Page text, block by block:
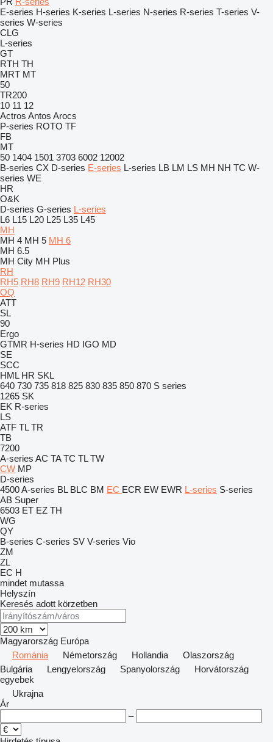
E-series H-series K-series L-series N-series R-series T-series V-
series W-series
CLG
L-series
GT
RTH TH
MRT MT
50
TR200
10 11 12
Actros Antos Arocs
P-series ROTO TF
FB
MT
50 1404 1501 3703 6002 12002
B-series CX D-series E-series L-series LB LM LS MH NH TC W-
series WE
HR
O&K
D-series G-series L-series
L6 L15 L20 L25 L35 L45
MH
MH 4 MH 5 MH 6
MH 6.5
MH City MH Plus
RH
RH5 RH8 RH9 RH12 RH30
OQ
ATT
SL
90
Ergo
GTMR H-series HD IGO MD
SE
SCC
HML HR SKL
640 730 735 818 825 830 835 850 870 S series
1265 SK
EK R-series
LS
ATF TL TR
TB
7200
A-series AC TA TC TL TW
CW MP
D-series
4500A-series BL BLC BM EC ECR EW EWR L-series S-series
AB Super
6503 ET EZ TH
WG
QY
B-series C-series SV V-series Vio
ZM
ZL
EC H
mindet mutassa
Helyszín
Keresés adott körzetben
Magyarország Európa
Románia
Németország Hollandia
Olaszország
Bulgária
Lengyelország Spanyolország
Horvátország
egyebek
Ukrajna
Ár
–